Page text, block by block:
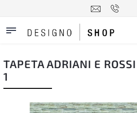
TAPETA ADRIANI E
1